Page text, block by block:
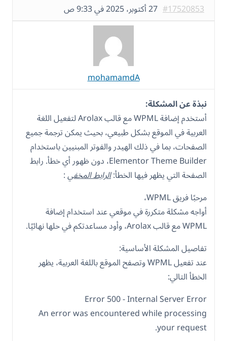
27 أكتوبر، 2025 في 9:33 ص #17520853
mohamamdA
نبذة عن المشكلة:
أستخدم إضافة WPML مع قالب Arolax لتفعيل اللغة
العربية في الموقع بشكل طبيعي، بحيث يمكن ترجمة جميع
الصفحات، بما في ذلك الهيدر والفوتر المبنيين باستخدام
Elementor Theme Builder، دون ظهور أي خطأ. رابط
الصفحة التي يظهر فيها الخطأ:الرابط المخفي:
مرحبًا فريق WPML،
أواجه مشكلة متكررة في موقعي عند استخدام إضافة
WPML مع قالب Arolax، وأود مساعدتكم في حلها نهائيًا.
تفاصيل المشكلة الأساسية:
عند تفعيل WPML وتصفح الموقع باللغة العربية، يظهر
الخطأ التالي:
Error 500 - Internal Server Error
An error was encountered while processing
your request.